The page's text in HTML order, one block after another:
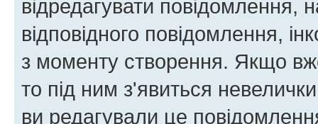
відредагувати повідомлення,
відповідного повідомлення,
з моменту створення. Якщо
то під ним з'явиться
ви редагували це